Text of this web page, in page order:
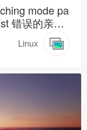
mode pa
错误的亲测
Linux